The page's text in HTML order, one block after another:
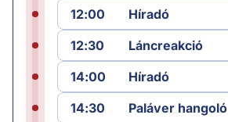
12:00
Híradó
12:30
Láncreakció
14:00
Híradó
14:30
Paláver hangoló